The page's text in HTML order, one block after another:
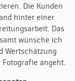
Die Kunden
hinter einer
Das
wünsche ich
Wertschätzung
angeht.